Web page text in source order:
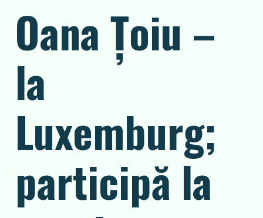
Oana Țoiu –
la
Luxemburg;
participă la